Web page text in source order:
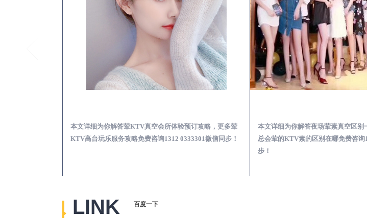
本文详细为你解答荤KTV真空会所体验预订攻略，更多荤
KTV高台玩乐服务攻略免费咨询1312 0333301微信同步！
本文详细为你解答夜场荤素真空区别
总会荤的KTV素的区别在哪免费咨询
步！
LINK 百度一下